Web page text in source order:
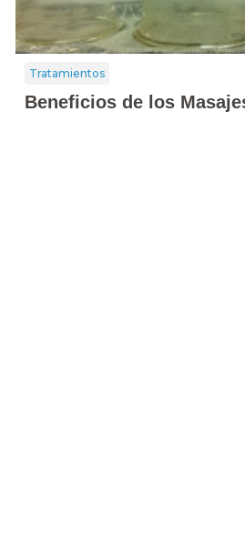
Tratamientos
Beneficios de los